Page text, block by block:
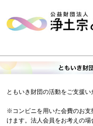
ともいき財団の活動をご支援い
※コンビニを用いた会費のお支
けます。法人会員をお考えの